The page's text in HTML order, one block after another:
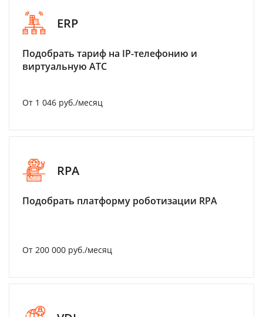
ERP
Подобрать тариф на IP-телефонию и
виртуальную АТС
От 1 046 руб./месяц
RPA
Подобрать платформу роботизации RPA
От 200 000 руб./месяц